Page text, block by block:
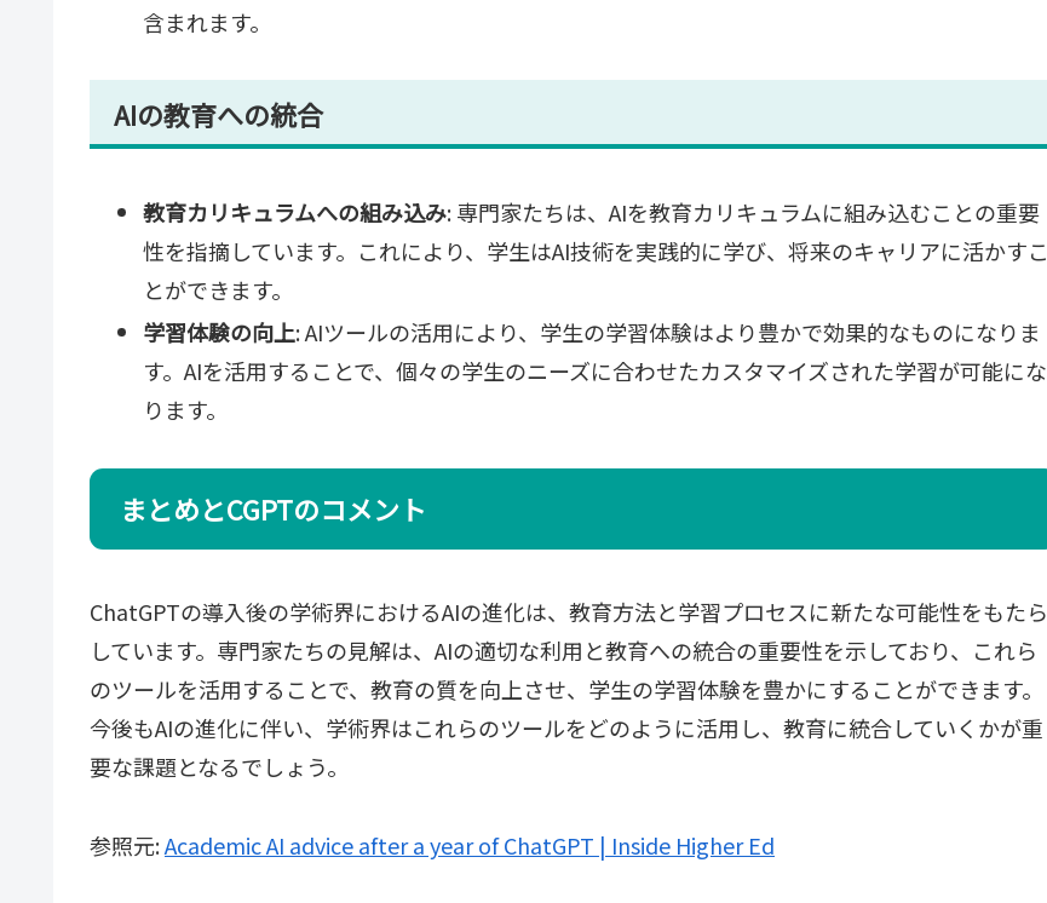
含まれます。
AIの教育への統合
教育カリキュラムへの組み込み: 専門家たちは、AIを教育カリキュラムに組み込むことの重要
性を指摘しています。これにより、学生はAI技術を実践的に学び、将来のキャリアに活かすこ
とができます。
学習体験の向上: AIツールの活用により、学生の学習体験はより豊かで効果的なものになりま
す。AIを活用することで、個々の学生のニーズに合わせたカスタマイズされた学習が可能にな
ります。
まとめとCGPTのコメント
ChatGPTの導入後の学術界におけるAIの進化は、教育方法と学習プロセスに新たな可能性をもたら
しています。専門家たちの見解は、AIの適切な利用と教育への統合の重要性を示しており、これら
のツールを活用することで、教育の質を向上させ、学生の学習体験を豊かにすることができます。
今後もAIの進化に伴い、学術界はこれらのツールをどのように活用し、教育に統合していくかが重
要な課題となるでしょう。
参照元:Academic AI advice after a year of ChatGPT | Inside Higher Ed